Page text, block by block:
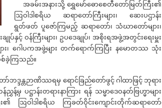
အခမ်းအနားသို့ ရွှေမော်ဓောစေတီတော်မြတ်ကြီး၏
ဩဝါဒါစရိယ ဆရာတော်ကြီးများ၊ ဆေးပဌာန်း
ရွတ်ဖတ် ပူဇော်ကြမည့် ဆရာတော်၊ သံဃာတော်များ၊
နှင့် ဝန်ကြီးများ၊ ဥပဒေချုပ်၊ အစိုးရအဖွဲ့အတွင်းရေးမှူး
း၊ ဂေါပကအဖွဲ့များ တက်ရောက်ကြပြီး နမောတဿ သုံး
စ်ခဲ့ကြသည်။
ဒန္တဉာဏိဿရမှ ရောင်ခြည်တော်ဖွင့် ဂါထာဖြင့် ဘုရား
ပဋ္ဌာန်းတရားနာကြား ရန် သမ္မာဒေဝနတ်ဗြဟ္မာများ
၏ ဩဝါဒါစရိယ ကြခတ်ဝိုင်းကျောင်းတိုက်ဆရာတော်